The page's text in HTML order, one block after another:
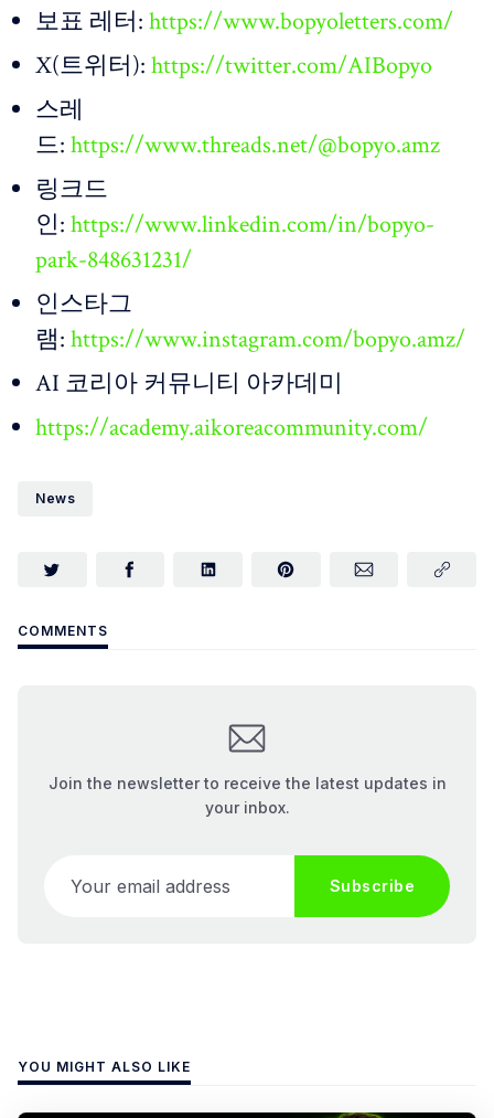
보표 레터: https://www.bopyoletters.com/
X(트위터): https://twitter.com/AIBopyo
스레
드: https://www.threads.net/@bopyo.amz
링크드
인: https://www.linkedin.com/in/bopyo-
park-848631231/
인스타그
램: https://www.instagram.com/bopyo.amz/
AI 코리아 커뮤니티 아카데미
https://academy.aikoreacommunity.com/
News
COMMENTS
Join the newsletter to receive the latest updates in
your inbox.
Subscribe
YOU MIGHT ALSO LIKE